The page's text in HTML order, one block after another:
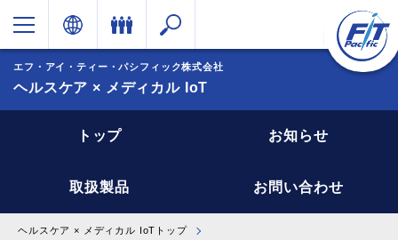
エフ・アイ・ティー・パシフィック株式会社
ヘルスケア × メディカル IoT
トップ お知らせ
取扱製品 お問い合わせ
ヘルスケア × メディカル IoTトップ